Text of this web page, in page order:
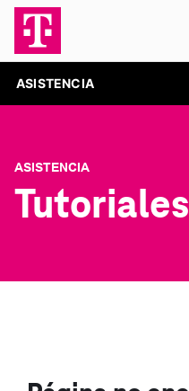
ASISTENCIA
ASISTENCIA
Tutoriales